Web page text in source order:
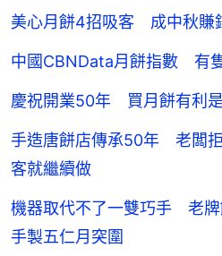
美心月餅4招吸客 成中秋賺
中國CBNData月餅指數 有
慶祝開業50年 買月餅有利
手造唐餅店傳承50年 老闆
客就繼續做
機器取代不了一雙巧手 老牌
手製五仁月突圍